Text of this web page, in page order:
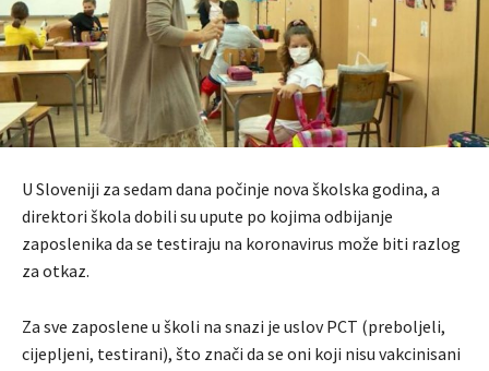
U Sloveniji za sedam dana počinje nova školska godina, a
direktori škola dobili su upute po kojima odbijanje
zaposlenika da se testiraju na koronavirus može biti razlog
za otkaz.
Za sve zaposlene u školi na snazi je uslov PCT (preboljeli,
cijepljeni, testirani), što znači da se oni koji nisu vakcinisani